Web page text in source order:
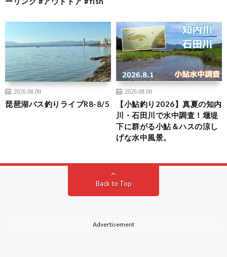
2026.08.09
琵琶湖バス釣りライブR8-8/5
2026.08.08
【小鮎釣り2026】真夏の知内
川・石田川で水中調査！堰堤
下に群がる小鮎＆ハスの涼し
げな水中風景。
Back to Top
Advertisement